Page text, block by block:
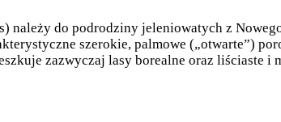
należy do podrodziny jeleniowatych z
szerokie, palmowe („otwarte”)
zazwyczaj lasy borealne oraz liściaste